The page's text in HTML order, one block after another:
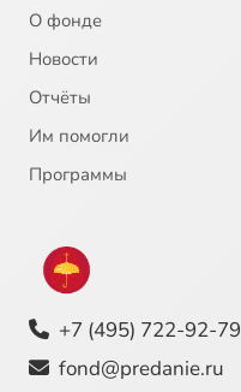
О фонде
Новости
Отчёты
Им помогли
Программы
+7 (495) 722-92-79
fond@predanie.ru